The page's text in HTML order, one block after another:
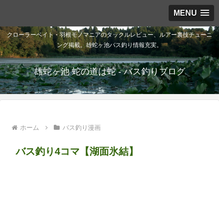
MENU
クローラーベイト・羽根モノマニアのタックルレビュー、ルアー裏技チューニ
ング掲載。雄蛇ヶ池バス釣り情報充実。
雄蛇ヶ池 蛇の道は蛇 - バス釣りブログ
ホーム バス釣り漫画
バス釣り4コマ【湖面氷結】